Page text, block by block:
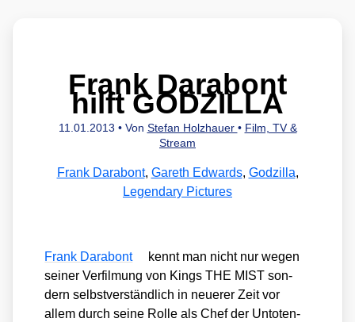
Frank Darabont
hilft GODZILLA
11.01.2013 • Von Stefan Holzhauer • Film, TV &
Stream
Frank Darabont, Gareth Edwards, Godzilla,
Legendary Pictures
Frank Darabont
kennt man nicht nur wegen
sei­ner Ver­fil­mung von Kings THE MIST son­
dern selbst­ver­ständ­lich in neue­rer Zeit vor
allem durch sei­ne Rol­le als Chef der Unto­ten-